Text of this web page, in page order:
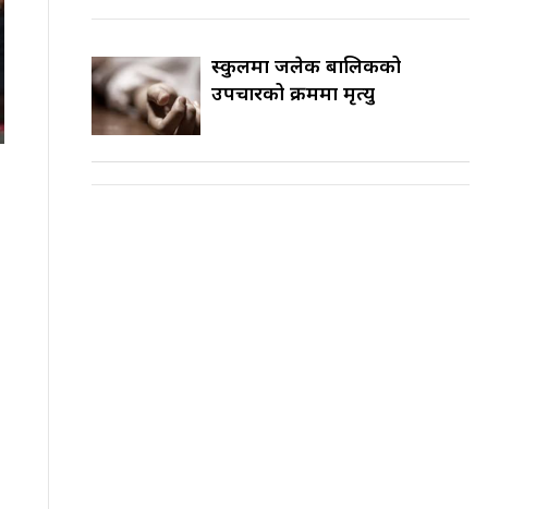
स्कुलमा जलेकी बालिकको
उपचारको क्रममा मृत्यु